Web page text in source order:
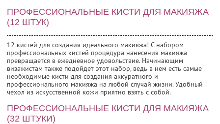
ПРОФЕССИОНАЛЬНЫЕ КИСТИ ДЛЯ МАКИЯЖА
(12 ШТУК)
12 кистей для создания идеального макияжа! С набором
профессиональных кистей процедура нанесения макияжа
превращается в ежедневное удовольствие. Начинающим
визажистам также подойдет этот набор, ведь в нем есть самые
необходимые кисти для создания аккуратного и
профессионального макияжа на любой случай жизни. Удобный
чехол из искусственной кожи приятно взять с собой.
ПРОФЕССИОНАЛЬНЫЕ КИСТИ ДЛЯ МАКИЯЖА
(32 ШТУКИ)